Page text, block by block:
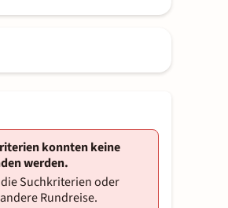
konnten keine
werden.
Suchkriterien oder
Rundreise.